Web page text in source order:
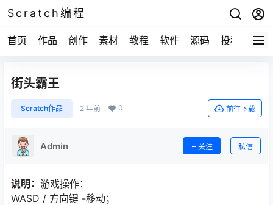
Scratch编程
首页 作品 创作 素材 教程 软件 源码 投稿 关于
街头霸王
Scratch作品 2 年前 0 前往下载
Admin 关注 私信
说明： 游戏操作：
WASD / 方向键 -移动；